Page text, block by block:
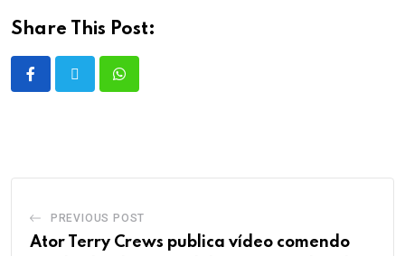
Share This Post:
PREVIOUS POST
Ator Terry Crews publica vídeo comendo